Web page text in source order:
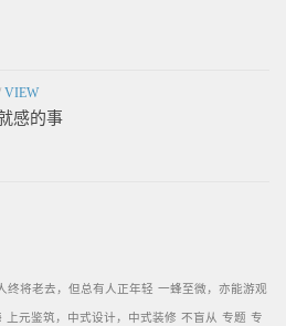
VIEW
感的事
终将老去，但总有人正年轻 一蜂至微，亦能游观
上元鉴筑，中式设计，中式装修 不盲从 专题 专